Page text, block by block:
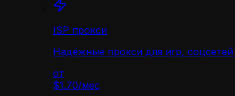
ISP прокси
Надёжные прокси для игр,
от
$1.70/мес